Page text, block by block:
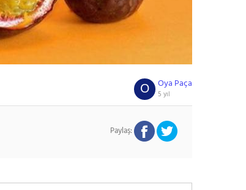
Oya Paça
5 yıl
O
Paylaş: